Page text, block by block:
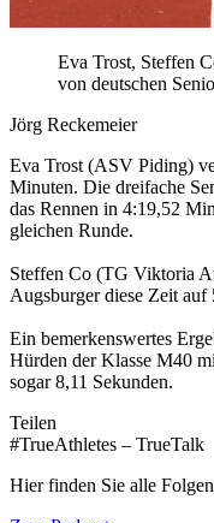
Eva Trost, Steffen
von deutschen
Jörg Reckemeier
Eva Trost (ASV Piding)
Minuten. Die dreifache
das Rennen in 4:19,52
gleichen Runde.
Steffen Co (TG Viktoria
Augsburger diese Zeit auf
Ein bemerkenswertes
Hürden der Klasse M40
sogar 8,11 Sekunden.
Teilen
#TrueAthletes – TrueTalk
Hier finden Sie alle